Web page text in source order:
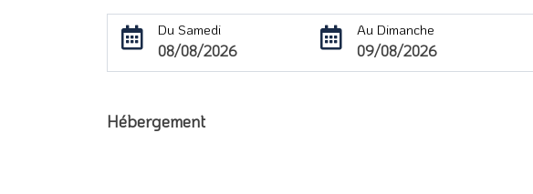
Du Samedi
08/08/2026
Au Dimanche
09/08/2026
Hébergement